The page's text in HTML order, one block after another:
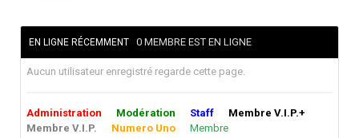
EN LIGNE RÉCEMMENT 0 MEMBRE EST EN LIGNE
Aucun utilisateur enregistré regarde cette page.
Administration Modération Staff
Membre V.I.P.+
Membre V.I.P.
Numero Uno Membre